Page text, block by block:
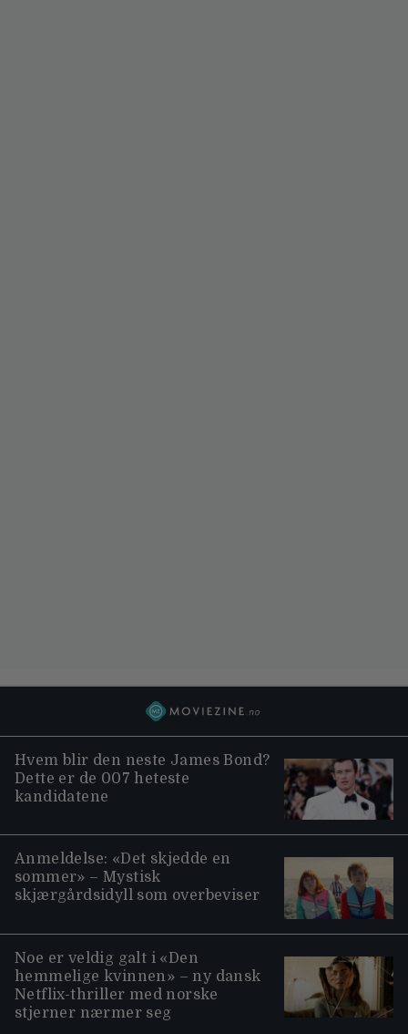
Hvem blir den neste James Bond?
Dette er de 007 heteste
kandidatene
Anmeldelse: «Det skjedde en
sommer» – Mystisk
skjærgårdsidyll som overbeviser
Noe er veldig galt i «Den
hemmelige kvinnen» – ny dansk
Netflix-thriller med norske
stjerner nærmer seg